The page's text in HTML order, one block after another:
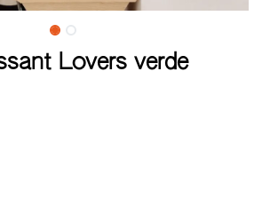
Lovers verde